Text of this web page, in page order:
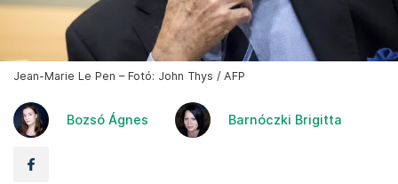
Jean-Marie Le Pen – Fotó: John Thys / AFP
Bozsó Ágnes Barnóczki Brigitta